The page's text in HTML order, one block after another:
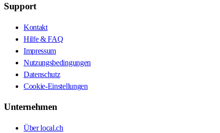
Support
Kontakt
Hilfe & FAQ
Impressum
Nutzungsbedingungen
Datenschutz
Cookie-Einstellungen
Unternehmen
Über local.ch